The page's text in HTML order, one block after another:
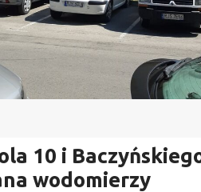
10 i
wodomierzy